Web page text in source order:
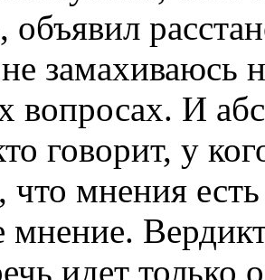
замахиваюсь
вопросах. И
говорит, у
что мнения
мнение.
идет только